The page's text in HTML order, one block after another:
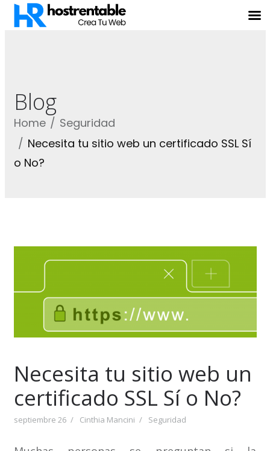
Blog
Home
Seguridad
Necesita tu sitio web un certificado SSL Sí
o No?
Necesita tu sitio web un
certificado SSL Sí o No?
septiembre 26 Cinthia Mancini Seguridad